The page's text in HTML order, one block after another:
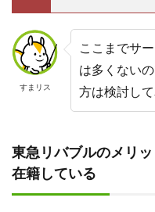
すまリス
ここまでサ
は多くない
方は検討して
東急リバブルのメリ
在籍している